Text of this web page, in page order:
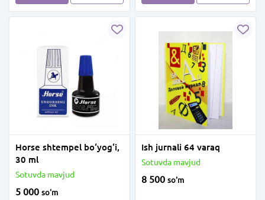
Horse shtempel bo‘yog‘i,
30 ml
Sotuvda mavjud
5 000 so'm
Ish jurnali 64 varaq
Sotuvda mavjud
8 500 so'm